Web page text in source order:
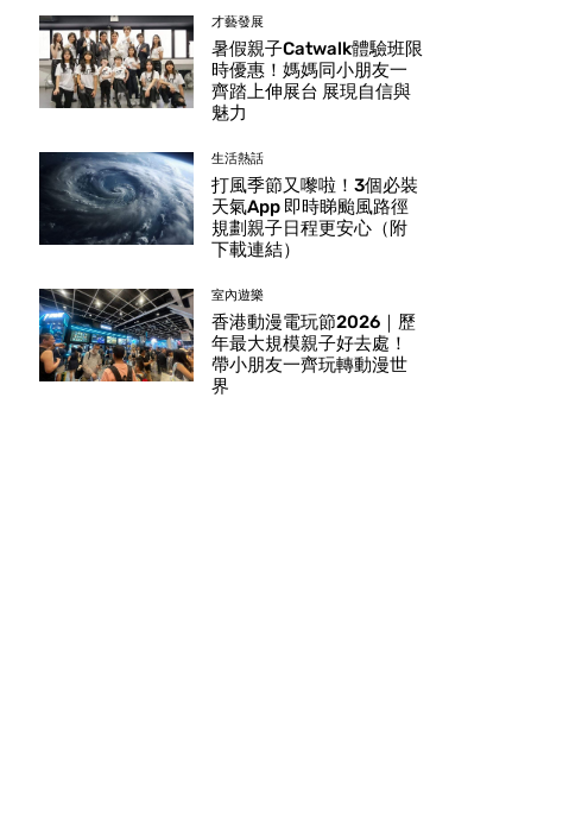
才藝發展
暑假親子Catwalk體驗班限
時優惠！媽媽同小朋友一
齊踏上伸展台 展現自信與
魅力
生活熱話
打風季節又嚟啦！3個必裝
天氣App 即時睇颱風路徑
規劃親子日程更安心（附
下載連結）
室內遊樂
香港動漫電玩節2026｜歷
年最大規模親子好去處！
帶小朋友一齊玩轉動漫世
界